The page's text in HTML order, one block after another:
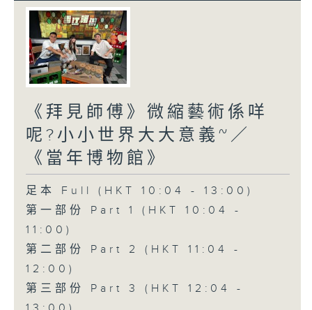
《拜見師傅》微縮藝術係咩
呢?小小世界大大意義~／
《當年博物館》
足本 Full (HKT 10:04 - 13:00)
第一部份 Part 1 (HKT 10:04 -
11:00)
第二部份 Part 2 (HKT 11:04 -
12:00)
第三部份 Part 3 (HKT 12:04 -